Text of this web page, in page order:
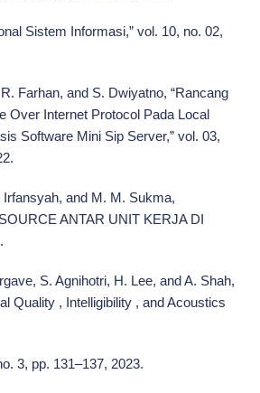
Sistem Informasi,” vol. 10, no. 02,
Farhan, and S. Dwiyatno, “Rancang
Over Internet Protocol Pada Local
Software Mini Sip Server,” vol. 03,
Irfansyah, and M. M. Sukma,
ANTAR UNIT KERJA DI
S. Agnihotri, H. Lee, and A. Shah,
Quality , Intelligibility , and Acoustics
3, pp. 131–137, 2023.